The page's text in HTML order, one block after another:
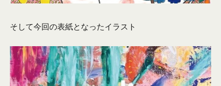
そして今回の表紙となったイラスト